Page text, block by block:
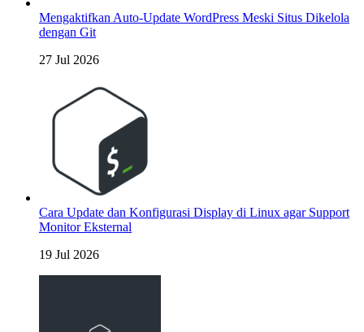
Mengaktifkan Auto-Update WordPress Meski Situs Dikelola
dengan Git
27 Jul 2026
Cara Update dan Konfigurasi Display di Linux agar Support
Monitor Eksternal
19 Jul 2026